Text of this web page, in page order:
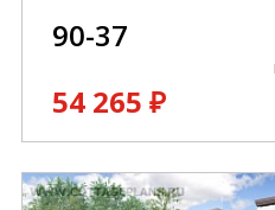
90-37
54 265 ₽